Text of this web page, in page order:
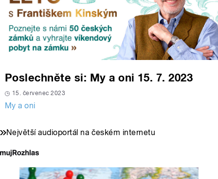
Poslechněte si: My a oni 15. 7. 2023
15. červenec 2023
My a oni
Největší audioportál na českém internetu